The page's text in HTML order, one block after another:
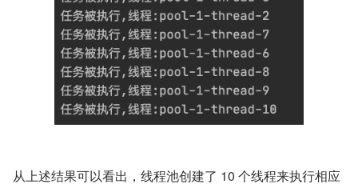
从上述结果可以看出，线程池创建了 10 个线程来执行相应